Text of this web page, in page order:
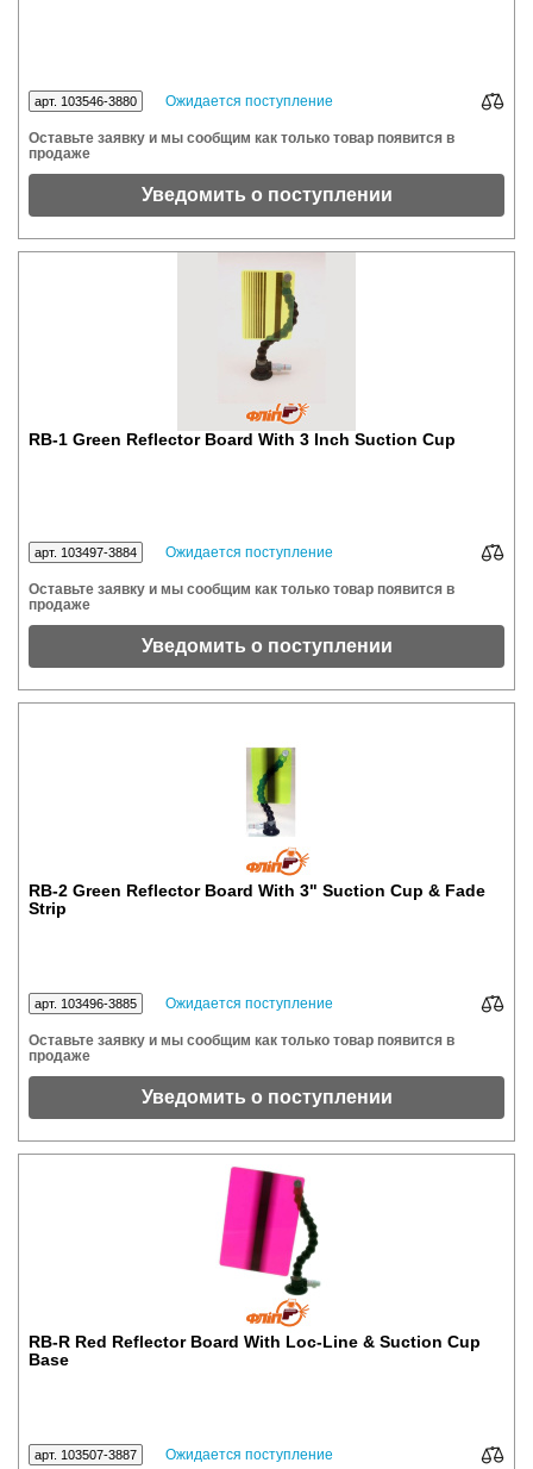
арт. 103546-3880 Ожидается поступление
Оставьте заявку и мы сообщим как только товар появится в
продаже
Уведомить о поступлении
RB-1 Green Reflector Board With 3 Inch Suction Cup
арт. 103497-3884 Ожидается поступление
Оставьте заявку и мы сообщим как только товар появится в
продаже
Уведомить о поступлении
RB-2 Green Reflector Board With 3" Suction Cup & Fade
Strip
арт. 103496-3885 Ожидается поступление
Оставьте заявку и мы сообщим как только товар появится в
продаже
Уведомить о поступлении
RB-R Red Reflector Board With Loc-Line & Suction Cup
Base
арт. 103507-3887 Ожидается поступление